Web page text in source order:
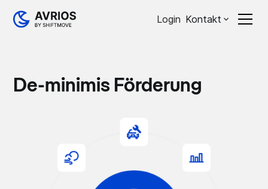
Login Kontakt
De-minimis Förderung